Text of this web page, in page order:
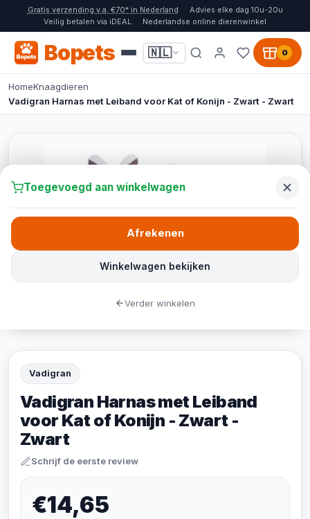
Gratis verzending v.a. €70* in Nederland
Advies elke dag 10u-20u
Veilig betalen via iDEAL
Nederlandse online dierenwinkel
Bopets 🇳🇱 0
HomeKnaagdieren
Vadigran Harnas met Leiband voor Kat of Konijn - Zwart - Zwart
Vadigran
Vadigran Harnas met Leiband
voor Kat of Konijn - Zwart -
Zwart
Schrijf de eerste review
€14,65
Toegevoegd aan winkelwagen
Winkelwagen bekijken
Afrekenen
Verder winkelen